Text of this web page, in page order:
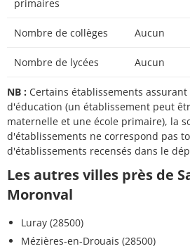
primaires
Nombre de collèges Aucun
Nombre de lycées Aucun
NB : Certains établissements
d'éducation (un établissement peut
maternelle et une école primaire), la
d'établissements ne correspond pas
d'établissements recensés dans le
Les autres villes près de
Moronval
Luray (28500)
Mézières-en-Drouais (28500)